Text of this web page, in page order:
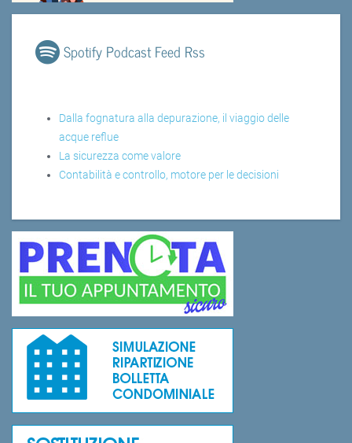
Spotify Podcast Feed Rss
Dalla fognatura alla depurazione, il viaggio delle
acque reflue
La sicurezza come valore
Contabilità e controllo, motore per le decisioni